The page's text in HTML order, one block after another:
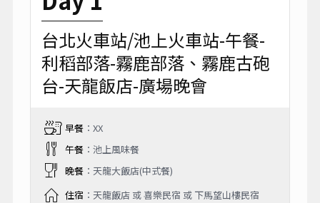
台北火車站/池上火車站-午餐-
利稻部落-霧鹿部落、霧鹿古砲
台-天龍飯店-廣場晚會
早餐：XX
午餐：池上風味餐
晚餐：天龍大飯店(中式餐)
住宿 ：天龍飯店 或 喜樂民宿 或 下馬望山樓民宿